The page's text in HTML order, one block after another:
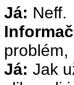
Já: Neff.
problém,
Já: Jak